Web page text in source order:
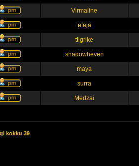
Virmaline
efeja
tiigrike
shadowheven
maya
surra
Medzai
kokku 39